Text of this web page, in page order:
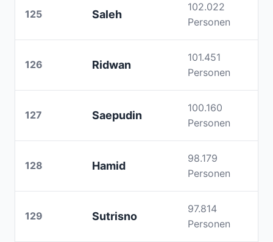
125 Saleh
102.022
Personen
126 Ridwan
101.451
Personen
127 Saepudin
100.160
Personen
128 Hamid
98.179
Personen
129 Sutrisno
97.814
Personen